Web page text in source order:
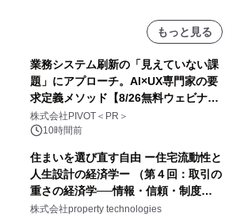
もっと見る
業務システム刷新の「見えていない課
題」にアプローチ。AI×UX専門家の要
求定義メソッド【8/26無料ウェビナ
ー】株式会社PIVOT
株式会社PIVOT＜PR＞
10時間前
住まいを選び直す自由 ー住宅流動性と
人生設計の経済学ー （第４回：取引の
重さの経済学──情報・信頼・制度を
PropTechはどう組み替えるか）｜
株式会社property technologies